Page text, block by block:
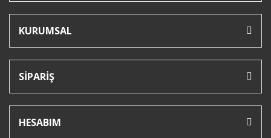
KURUMSAL
SİPARİŞ
HESABIM